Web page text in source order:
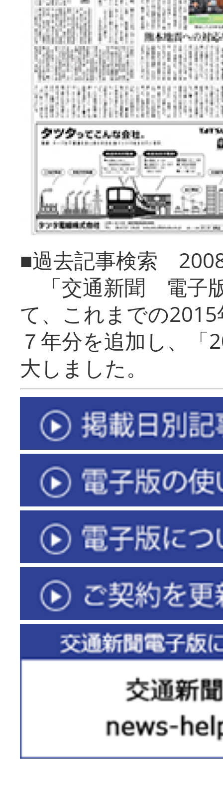
■過去記事検索
「交通新聞 電子
て、これまでの
７年分を追加し、「
大しまし